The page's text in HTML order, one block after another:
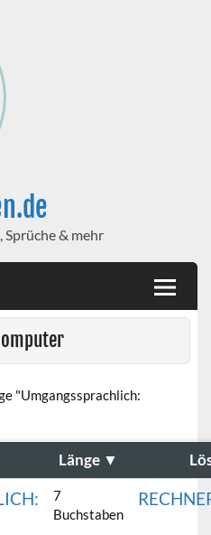
& mehr
"Umgangssprachlich:
Länge ▼
7
Buchstaben